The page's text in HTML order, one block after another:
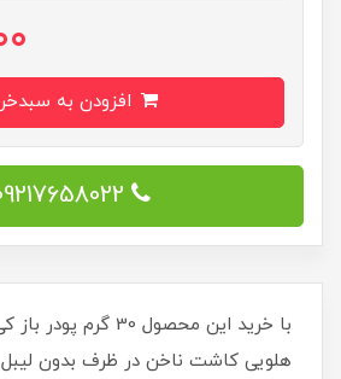
با خرید این محصول 30
هلویی کاشت ناخن در ظرف بدون لیبل